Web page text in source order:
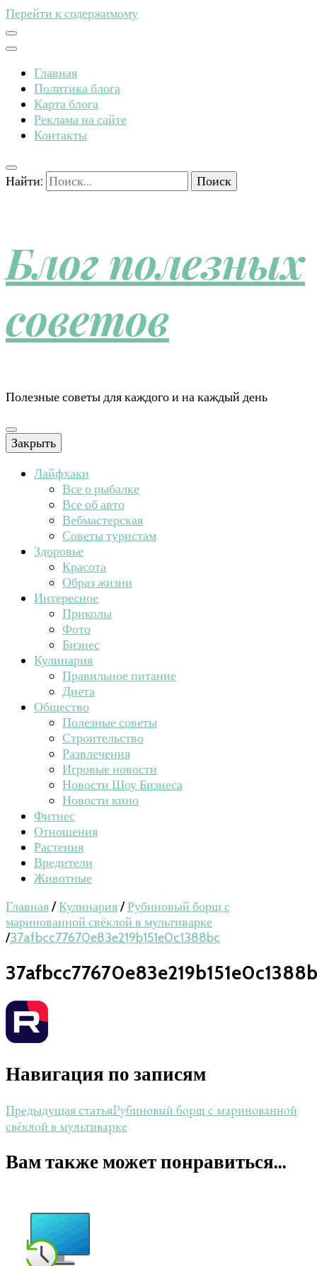
Перейти к содержимому
Главная
Политика блога
Карта блога
Реклама на сайте
Контакты
Найти:
Блог полезных
советов
Полезные советы для каждого и на каждый день
Закрыть
Лайфхаки
Все о рыбалке
Все об авто
Вебмастерская
Советы туристам
Здоровье
Красота
Образ жизни
Интересное
Приколы
Фото
Бизнес
Кулинария
Правильное питание
Диета
Общество
Полезные советы
Строительство
Развлечения
Игровые новости
Новости Шоу Бизнеса
Новости кино
Фитнес
Отношения
Растения
Вредители
Животные
Главная/Кулинария/Рубиновый борщ с
маринованной свёклой в мультиварке
/37afbcc77670e83e219b151e0c1388bc
Навигация по записям
Предыдущая статьяРубиновый борщ с маринованной
свёклой в мультиварке
Вам также может понравиться...